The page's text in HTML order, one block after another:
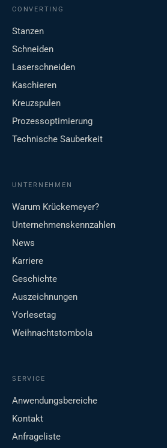
CONVERTING
Stanzen
Schneiden
Laserschneiden
Kaschieren
Kreuzspulen
Prozessoptimierung
Technische Sauberkeit
UNTERNEHMEN
Warum Krückemeyer?
Unternehmenskennzahlen
News
Karriere
Geschichte
Auszeichnungen
Vorlesetag
Weihnachtstombola
SERVICE
Anwendungsbereiche
Kontakt
Anfrageliste